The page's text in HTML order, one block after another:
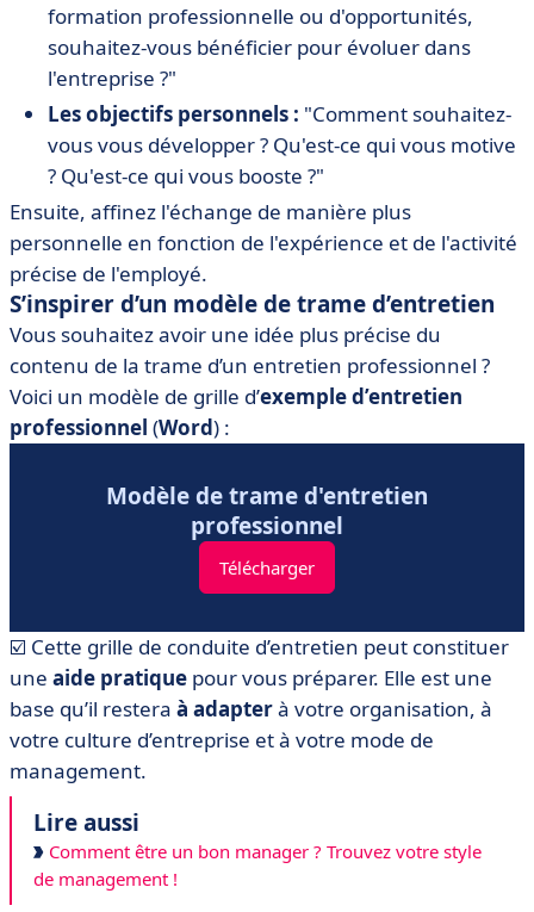
formation professionnelle ou d'opportunités,
souhaitez-vous bénéficier pour évoluer dans
l'entreprise ?"
Les objectifs personnels : "Comment souhaitez-
vous vous développer ? Qu'est-ce qui vous motive
? Qu'est-ce qui vous booste ?"
Ensuite, affinez l'échange de manière plus
personnelle en fonction de l'expérience et de l'activité
précise de l'employé.
S’inspirer d’un modèle de trame d’entretien
Vous souhaitez avoir une idée plus précise du
contenu de la trame d’un entretien professionnel ?
Voici un modèle de grille d’exemple d’entretien
professionnel (Word) :
Modèle de trame d'entretien
professionnel
Télécharger
☑️ Cette grille de conduite d’entretien peut constituer
une aide pratique pour vous préparer. Elle est une
base qu’il restera à adapterà votre organisation, à
votre culture d’entreprise et à votre mode de
management.
Lire aussi
Comment être un bon manager ? Trouvez votre style
de management !